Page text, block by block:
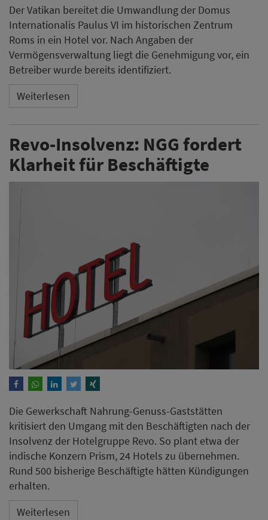
Der Vatikan bereitet die Umwandlung der Domus
Internationalis Paulus VI im historischen Zentrum
Roms in ein Hotel vor. Nach Angaben der
Vermögensverwaltung liegt die Genehmigung vor, ein
Betreiber wurde bereits identifiziert.
Weiterlesen
Revo-Insolvenz: NGG fordert
Klarheit für Beschäftigte
Die Gewerkschaft Nahrung-Genuss-Gaststätten
kritisiert den Umgang mit den Beschäftigten nach der
Insolvenz der Hotelgruppe Revo. So plant etwa der
indische Konzern Prism, 24 Hotels zu übernehmen.
Rund 500 bisherige Beschäftigte hätten Kündigungen
erhalten.
Weiterlesen